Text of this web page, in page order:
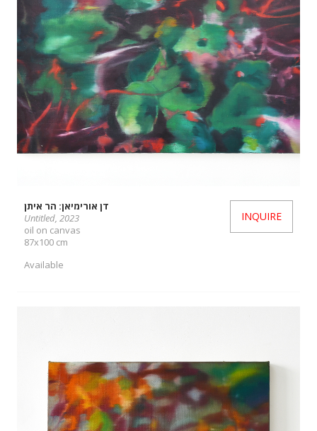
דן אורימיאן: הר איתן
Untitled, 2023
oil on canvas
87x100 cm
Available
INQUIRE